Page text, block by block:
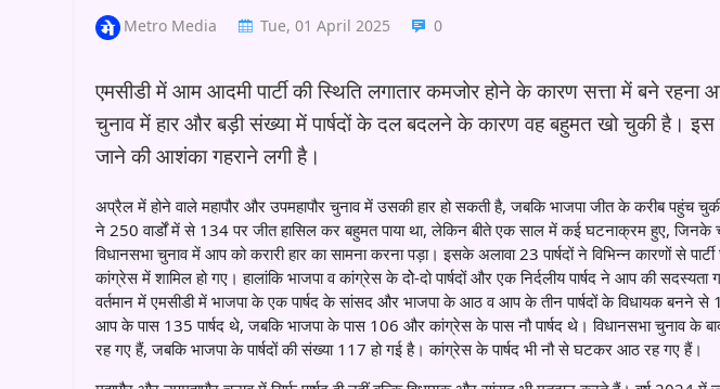
Metro Media Tue, 01 April 2025 0
एमसीडी में आम आदमी पार्टी की स्थिति लगातार कमजोर होने के कारण सत्ता में बने
चुनाव में हार और बड़ी संख्या में पार्षदों के दल बदलने के कारण वह बहुमत खो चुकी है।
जाने की आशंका गहराने लगी है।
अप्रैल में होने वाले महापौर और उपमहापौर चुनाव में उसकी हार हो सकती है, जबकि भाजपा जीत के करीब पहुंच
ने 250 वार्डों में से 134 पर जीत हासिल कर बहुमत पाया था, लेकिन बीते एक साल में कई घटनाक्रम हुए,
विधानसभा चुनाव में आप को करारी हार का सामना करना पड़ा। इसके अलावा 23 पार्षदों ने विभिन्न कारणों से
कांग्रेस में शामिल हो गए। हालांकि भाजपा व कांग्रेस के दोे-दो पार्षदों और एक निर्दलीय पार्षद ने आप की सदस्यता
वर्तमान में एमसीडी में भाजपा के एक पार्षद के सांसद और भाजपा के आठ व आप के तीन पार्षदों के विधायक बनने
आप के पास 135 पार्षद थे, जबकि भाजपा के पास 106 और कांग्रेस के पास नौ पार्षद थे। विधानसभा चुनाव
रह गए हैं, जबकि भाजपा के पार्षदों की संख्या 117 हो गई है। कांग्रेस के पार्षद भी नौ से घटकर आठ रह गए हैं।